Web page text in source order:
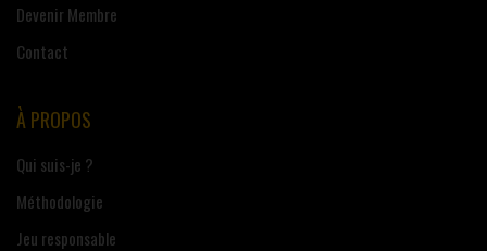
Devenir Membre
Contact
À PROPOS
Qui suis-je ?
Méthodologie
Jeu responsable